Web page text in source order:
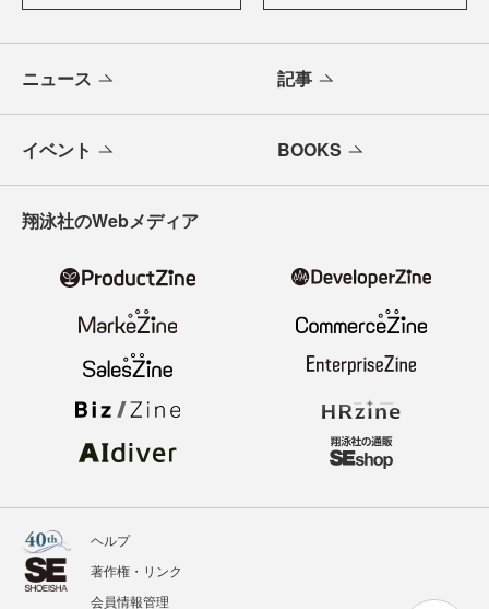
ニュース 記事
イベント BOOKS
翔泳社のWebメディア
ヘルプ
著作権・リンク
会員情報管理